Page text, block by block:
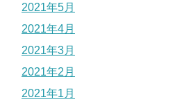
2021年5月
2021年4月
2021年3月
2021年2月
2021年1月